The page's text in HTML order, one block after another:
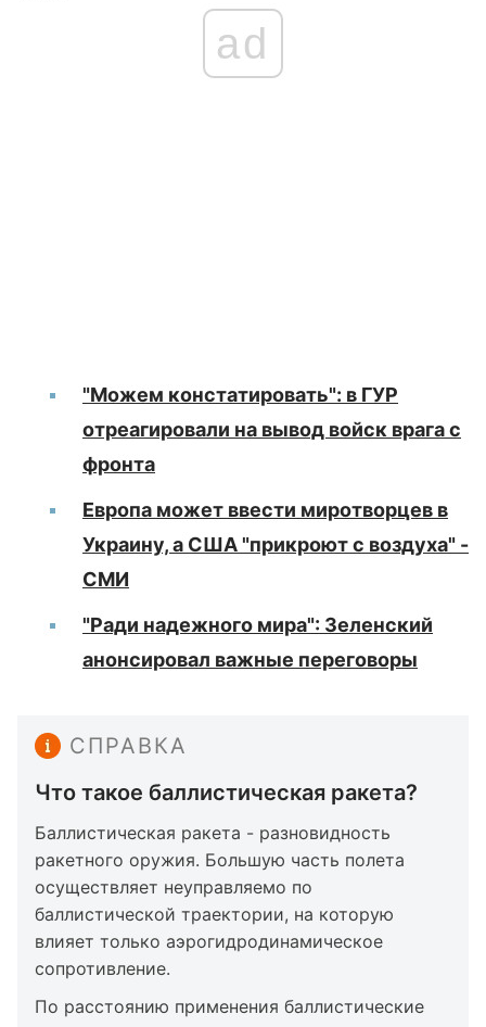
ad
"Можем констатировать": в ГУР
отреагировали на вывод войск врага с
фронта
Европа может ввести миротворцев в
Украину, а США "прикроют с воздуха" -
СМИ
"Ради надежного мира": Зеленский
анонсировал важные переговоры
СПРАВКА
Что такое баллистическая ракета?
Баллистическая ракета - разновидность
ракетного оружия. Большую часть полета
осуществляет неуправляемо по
баллистической траектории, на которую
влияет только аэрогидродинамическое
сопротивление.
По расстоянию применения баллистические